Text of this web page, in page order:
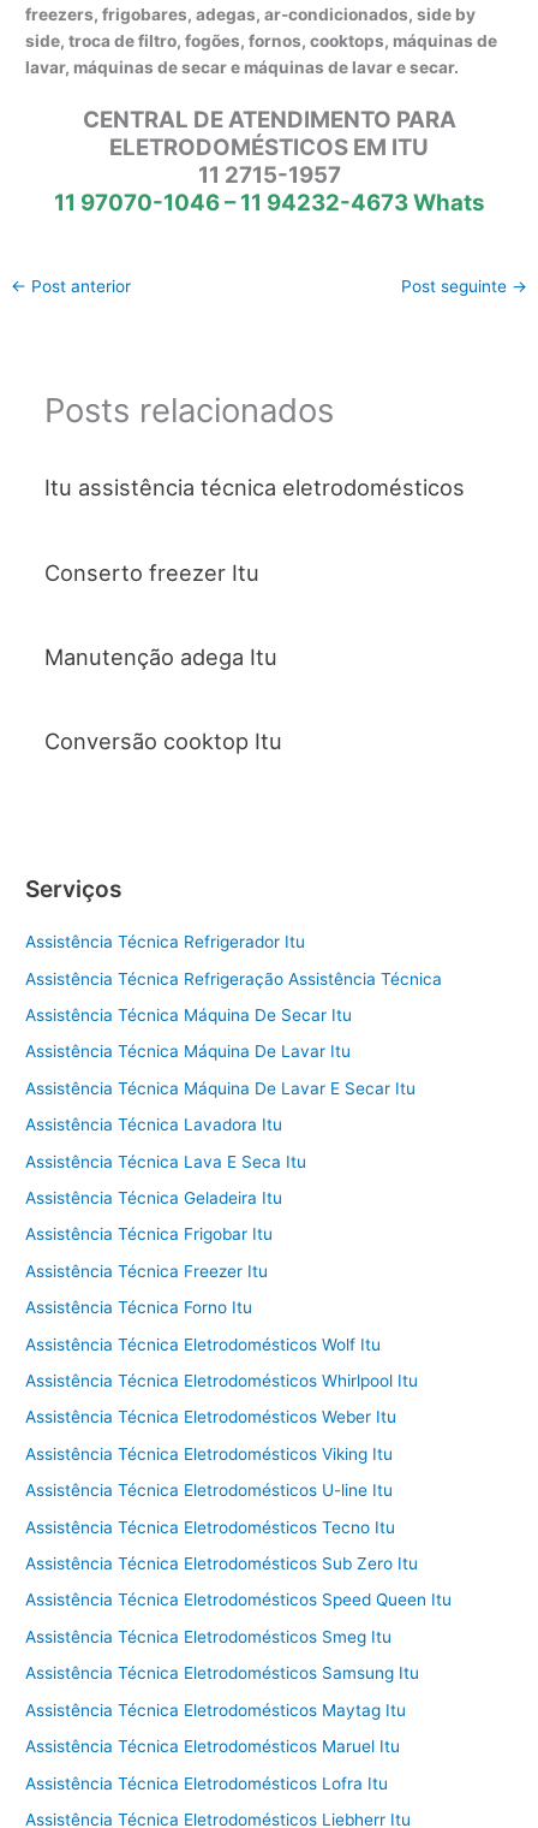
freezers, frigobares, adegas, ar-condicionados, side by
side, troca de filtro, fogões, fornos, cooktops, máquinas de
lavar, máquinas de secar e máquinas de lavar e secar.
CENTRAL DE ATENDIMENTO PARA
ELETRODOMÉSTICOS EM ITU
11 2715-1957
11 97070-1046 – 11 94232-4673 Whats
← Post anterior Post seguinte →
Posts relacionados
Itu assistência técnica eletrodomésticos
Conserto freezer Itu
Manutenção adega Itu
Conversão cooktop Itu
Serviços
Assistência Técnica Refrigerador Itu
Assistência Técnica Refrigeração Assistência Técnica
Assistência Técnica Máquina De Secar Itu
Assistência Técnica Máquina De Lavar Itu
Assistência Técnica Máquina De Lavar E Secar Itu
Assistência Técnica Lavadora Itu
Assistência Técnica Lava E Seca Itu
Assistência Técnica Geladeira Itu
Assistência Técnica Frigobar Itu
Assistência Técnica Freezer Itu
Assistência Técnica Forno Itu
Assistência Técnica Eletrodomésticos Wolf Itu
Assistência Técnica Eletrodomésticos Whirlpool Itu
Assistência Técnica Eletrodomésticos Weber Itu
Assistência Técnica Eletrodomésticos Viking Itu
Assistência Técnica Eletrodomésticos U-line Itu
Assistência Técnica Eletrodomésticos Tecno Itu
Assistência Técnica Eletrodomésticos Sub Zero Itu
Assistência Técnica Eletrodomésticos Speed Queen Itu
Assistência Técnica Eletrodomésticos Smeg Itu
Assistência Técnica Eletrodomésticos Samsung Itu
Assistência Técnica Eletrodomésticos Maytag Itu
Assistência Técnica Eletrodomésticos Maruel Itu
Assistência Técnica Eletrodomésticos Lofra Itu
Assistência Técnica Eletrodomésticos Liebherr Itu